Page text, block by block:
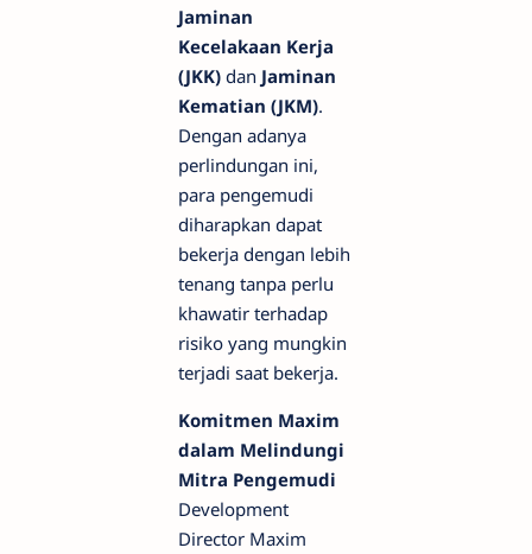
Jaminan
Kecelakaan Kerja
(JKK) dan Jaminan
Kematian (JKM).
Dengan adanya
perlindungan ini,
para pengemudi
diharapkan dapat
bekerja dengan lebih
tenang tanpa perlu
khawatir terhadap
risiko yang mungkin
terjadi saat bekerja.
Komitmen Maxim
dalam Melindungi
Mitra Pengemudi
Development
Director Maxim